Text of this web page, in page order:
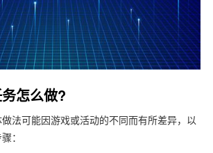
怎么做?
法可能因游戏或活动的不同而有所差异，以
：